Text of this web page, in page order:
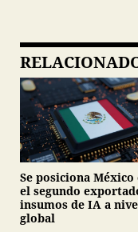
Se posiciona México
el segundo
insumos de IA a
global